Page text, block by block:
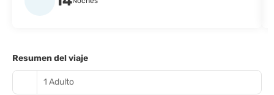
Resumen del viaje
1 Adulto